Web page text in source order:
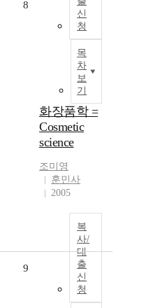
신
청
목
차
보
기
8
화장품학 =
Cosmetic
science
조미영
훈민사
2005
복
사/
대
출
신
청
9